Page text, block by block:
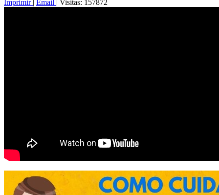
Imprimir | Email | Visitas: 157872